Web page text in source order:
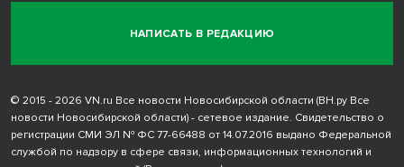
НАПИСАТЬ В РЕДАКЦИЮ
© 2015 - 2026 VN.ru Все новости Новосибирской области (ВН.ру Все
новости Новосибирской области) - сетевое издание. Свидетельство о
регистрации СМИ ЭЛ № ФС 77-66488 от 14.07.2016 выдано Федеральной
службой по надзору в сфере связи, информационных технологий и